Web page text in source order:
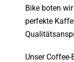
Bike boten
perfekte
Unser